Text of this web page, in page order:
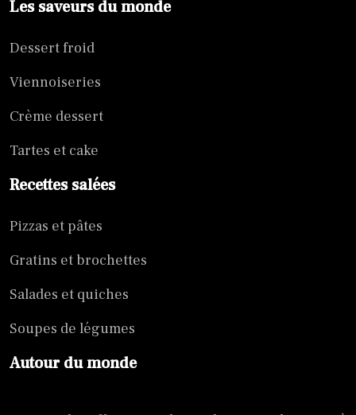
Les saveurs du monde
Dessert froid
Viennoiseries
Crème dessert
Tartes et cake
Recettes salées
Pizzas et pâtes
Gratins et brochettes
Salades et quiches
Soupes de légumes
Autour du monde